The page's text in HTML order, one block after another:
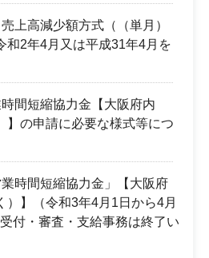
上高減少額方式（（単月）
和2年4月又は平成31年4月を
間短縮協力金【大阪府内
】の申請に必要な様式等につ
業時間短縮協力金」【大阪府
）】（令和3年4月1日から4月
付・審査・支給事務は終了い